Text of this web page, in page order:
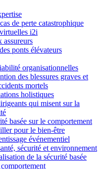
de perte catastrophique
i2i
assureurs
ponts élévateurs
organisationnelles
des blessures graves et
mortels
holistiques
qui misent sur la
basée sur le comportement
pour le bien-être
événementiel
sécurité et environnement
de la sécurité basée